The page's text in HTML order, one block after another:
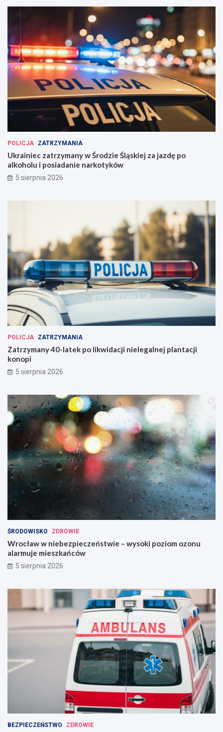
POLICJA ZATRZYMANIA
Ukrainiec zatrzymany w Środzie Śląskiej za jazdę po
alkoholu i posiadanie narkotyków
5 sierpnia 2026
POLICJA ZATRZYMANIA
Zatrzymany 40-latek po likwidacji nielegalnej plantacji
konopi
5 sierpnia 2026
ŚRODOWISKO ZDROWIE
Wrocław w niebezpieczeństwie – wysoki poziom ozonu
alarmuje mieszkańców
5 sierpnia 2026
BEZPIECZEŃSTWO ZDROWIE